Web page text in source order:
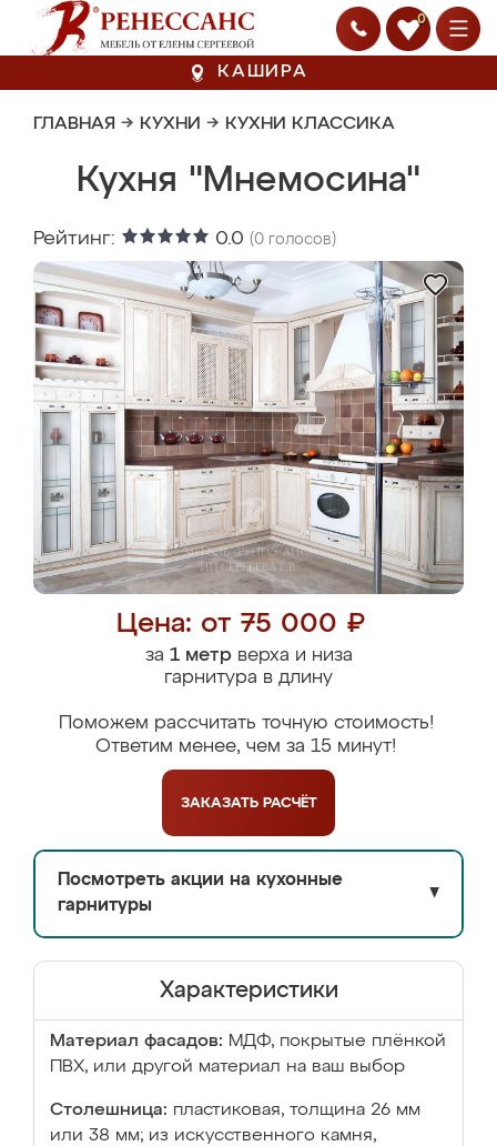
0
КАШИРА
ГЛАВНАЯ → КУХНИ → КУХНИ КЛАССИКА
Кухня "Мнемосина"
Рейтинг: 0.0 (0 голосов)
Цена: от 75 000 ₽
за 1 метрверха и низа
гарнитура в длину
Поможем рассчитать точную стоимость!
Ответим менее, чем за 15 минут!
ЗАКАЗАТЬ РАСЧЁТ
Посмотреть акции на кухонные
гарнитуры
▼
Характеристики
Материал фасадов: МДФ, покрытые плёнкой
ПВХ, или другой материал на ваш выбор
Столешница: пластиковая, толщина 26 мм
или 38 мм; из искусственного камня,